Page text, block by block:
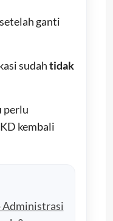
setelah ganti
sudahtidak
perlu
kembali
Administrasi